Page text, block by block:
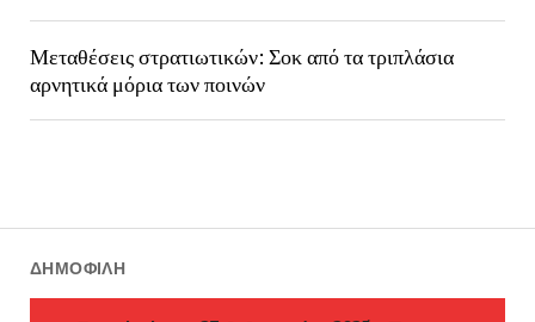
Μεταθέσεις στρατιωτικών: Σοκ από τα τριπλάσια
αρνητικά μόρια των ποινών
ΔΗΜΟΦΙΛΉ